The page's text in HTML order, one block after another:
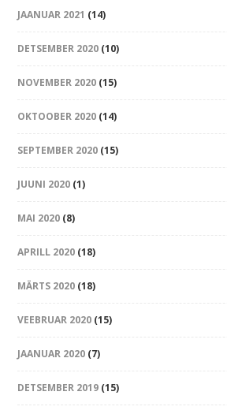
JAANUAR 2021 (14)
DETSEMBER 2020 (10)
NOVEMBER 2020 (15)
OKTOOBER 2020 (14)
SEPTEMBER 2020 (15)
JUUNI 2020 (1)
MAI 2020 (8)
APRILL 2020 (18)
MÄRTS 2020 (18)
VEEBRUAR 2020 (15)
JAANUAR 2020 (7)
DETSEMBER 2019 (15)